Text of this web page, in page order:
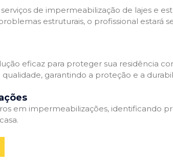
de impermeabilização de lajes e
estruturais, o profissional estará
eficaz para proteger sua residência
garantindo a proteção e a
em impermeabilizações, identificando